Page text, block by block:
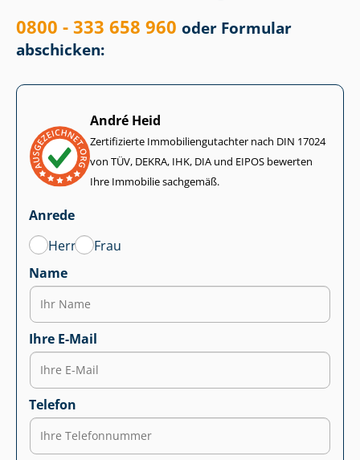
0800 - 333 658 960 oder Formular
abschicken:
André Heid
Zertifizierte Im­mo­bi­li­en­gut­ach­ter nach DIN 17024
von TÜV, DEKRA, IHK, DIA und EIPOS bewerten
Ihre Immobilie sachgemäß.
Anrede
Herr
Frau
Name
Ihre E-Mail
Telefon